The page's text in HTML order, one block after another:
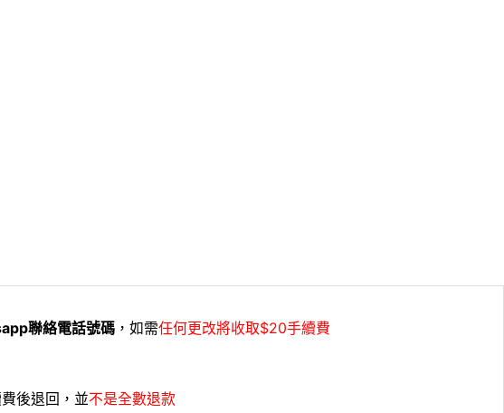
聯絡電話號碼 ，如需任何更改將收取$20手續費
後退回，並不是全數退款